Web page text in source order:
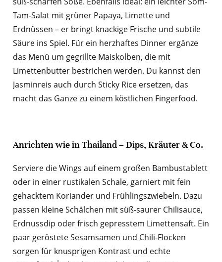
Tam‑Salat mit grüner Papaya, Limette und
Erdnüssen – er bringt knackige Frische und subtile
Säure ins Spiel. Für ein herzhaftes Dinner ergänze
das Menü um gegrillte Maiskolben, die mit
Limettenbutter bestrichen werden. Du kannst den
Jasminreis auch durch Sticky Rice ersetzen, das
macht das Ganze zu einem köstlichen Fingerfood.
Anrichten wie in Thailand – Dips, Kräuter & Co.
Serviere die Wings auf einem großen Bambustablett
oder in einer rustikalen Schale, garniert mit fein
gehacktem Koriander und Frühlingszwiebeln. Dazu
passen kleine Schälchen mit süß-saurer Chilisauce,
Erdnussdip oder frisch gepresstem Limettensaft. Ein
paar geröstete Sesamsamen und Chili-Flocken
sorgen für knusprigen Kontrast und echte